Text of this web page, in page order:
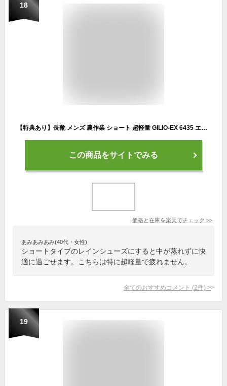
18
【特典あり】長靴 メンズ 農作業 ショート 超軽量 GILIO-EX 6435 エアラバーショートブーツM カジメイク 長靴 レインブーツ 防水 柔らかい レインシューズ 雨 キャンプ ガーデニング アウトドア 通勤 通学 家庭菜園 履きやすい ブラック ホワイト 白 黒 ブルー カーキ 雨靴
この商品をサイトでみる
価格と在庫を楽天でチェック >>
あみあみあみ(40代・女性)
ショートタイプのレインシューズにすると中が蒸れずに快
適に過ごせます。こちらは特に超軽量で疲れません。
全てのおすすめコメント (2件) >
19